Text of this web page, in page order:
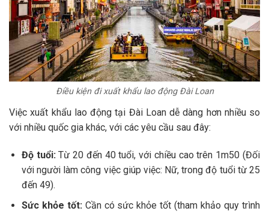
Điều kiện đi xuất khẩu lao động Đài Loan
Việc xuất khẩu lao động tại Đài Loan dễ dàng hơn nhiều so
với nhiều quốc gia khác, với các yêu cầu sau đây:
Độ tuổi:Từ 20 đến 40 tuổi, với chiều cao trên 1m50 (Đối
với người làm công việc giúp việc: Nữ, trong độ tuổi từ 25
đến 49).
Sức khỏe tốt:Cần có sức khỏe tốt (tham khảo quy trình